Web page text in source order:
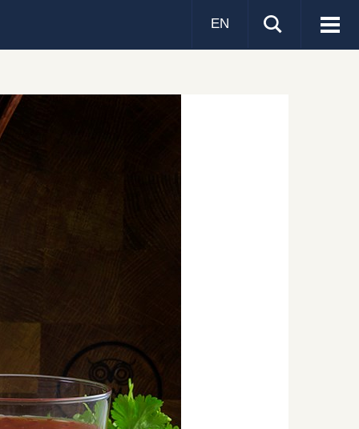
Visa
EN